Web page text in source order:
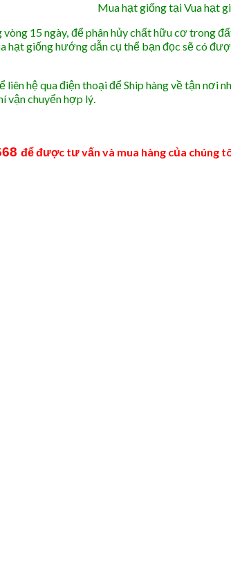
Mua hạt giống tại Vua hạt
15 ngày, để phân hủy chất hữu cơ trong
hạt giống hướng dẫn cụ thể bạn đọc sẽ có
hệ qua điện thoại để Ship hàng về tận nơi
vận chuyển hợp lý.
để được tư vấn và mua hàng của chúng